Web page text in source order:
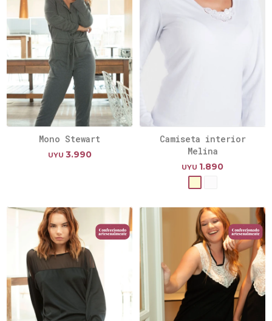
Mono Stewart
UYU 3.990
Camiseta interior
Melina
UYU 1.890